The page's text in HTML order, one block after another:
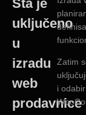
Šta je
uključeno
u
izradu
web
prodavnice
Zatim
i